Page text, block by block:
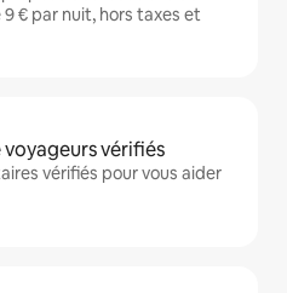
€ par nuit, hors taxes et
vérifiés
vérifiés pour vous aider